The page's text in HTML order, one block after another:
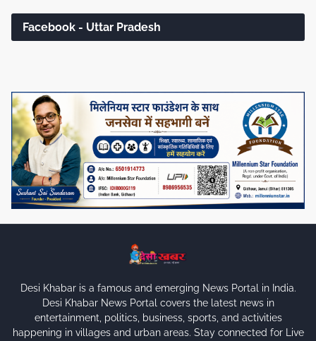
Facebook - Uttar Pradesh
Desi Khabar is a famous and emerging News Portal in India.
Desi Khabar News Portal covers the latest news in
entertainment, politics, business, sports, and activities
happening in villages and urban areas. Stay connected for Live